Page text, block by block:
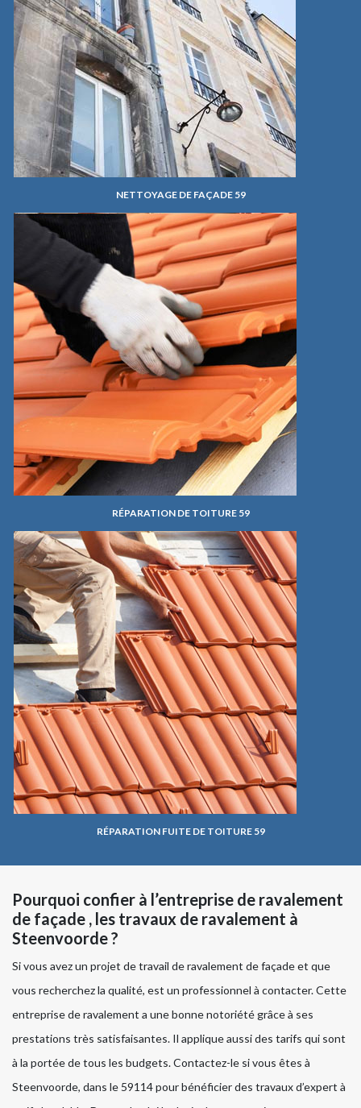
NETTOYAGE DE FAÇADE 59
RÉPARATION DE TOITURE 59
RÉPARATION FUITE DE TOITURE 59
Pourquoi confier à l’entreprise de ravalement
de façade , les travaux de ravalement à
Steenvoorde ?
Si vous avez un projet de travail de ravalement de façade et que
vous recherchez la qualité, est un professionnel à contacter. Cette
entreprise de ravalement a une bonne notoriété grâce à ses
prestations très satisfaisantes. Il applique aussi des tarifs qui sont
à la portée de tous les budgets. Contactez-le si vous êtes à
Steenvoorde, dans le 59114 pour bénéficier des travaux d’expert à